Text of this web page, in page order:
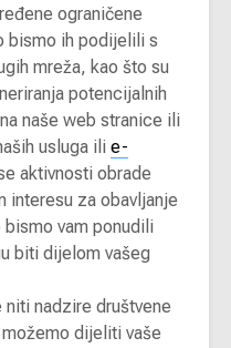
ograničene
bismo ih podijelili s
mreža, kao što su
potencijalnih
naše web stranice ili
usluga ili e-
aktivnosti obrade
interesu za obavljanje
vam ponudili
biti dijelom vašeg
nadzire društvene
dijeliti vaše